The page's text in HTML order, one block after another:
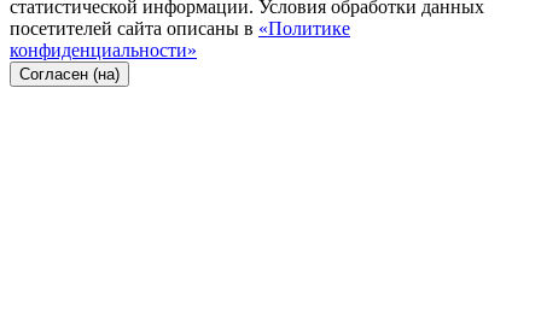
статистической информации. Условия обработки данных
посетителей сайта описаны в «Политике
конфиденциальности»
Согласен (на)